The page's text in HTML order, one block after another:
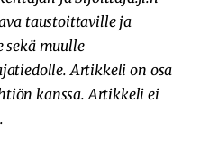
taustoittaville ja
muulle
Artikkeli on osa
kanssa. Artikkeli ei